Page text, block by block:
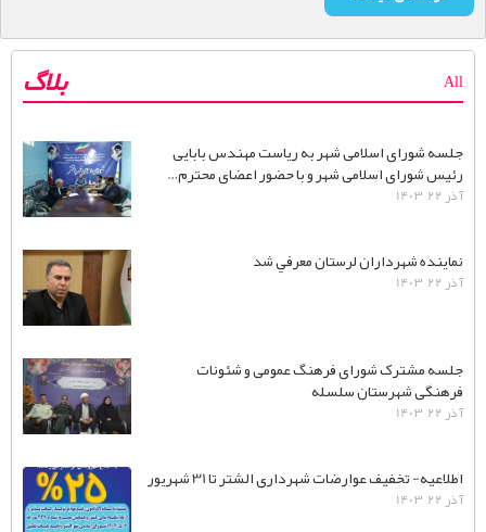
بلاگ All
جلسه شورای اسلامی شهر به ریاست مهندس بابایی
رئیس شورای اسلامی شهر و با حضور اعضای محترم…
آذر 22, 1403
نماينده شهرداران لرستان معرفي شد
آذر 22, 1403
جلسه مشترک شورای فرهنگ عمومی و شئونات
فرهنگی شهرستان سلسله
آذر 22, 1403
اطلاعیه- تخفیف عوارضات شهرداری الشتر تا 31 شهریور
آذر 22, 1403